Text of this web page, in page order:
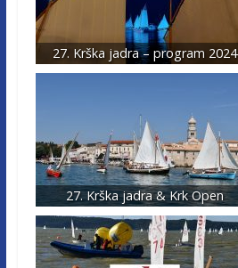
27. Krška jadra – program 2024
27. Krška jadra & Krk Open